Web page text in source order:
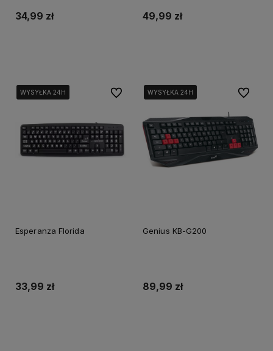
34,99 zł 49,99 zł
WYSYŁKA 24H
WYSYŁKA 24H
WYSYŁKA 24H
Esperanza Florida
33,99 zł
Do ulubionychWYSYŁKA 24H
WYSYŁKA 24H
Genius KB-G200
89,99 zł
Do